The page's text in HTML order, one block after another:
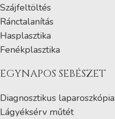
Szájfeltöltés
Ránctalanítás
Hasplasztika
Fenékplasztika
EGYNAPOS SEBÉSZET
Diagnosztikus laparoszkópia
Lágyéksérv műtét